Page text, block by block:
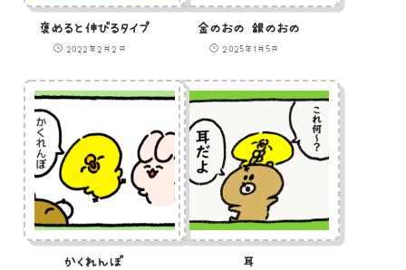
褒めると伸びるタイプ
2022年2月2日
金のおの 銀のおの
2025年1月5日
かくれんぼ 耳